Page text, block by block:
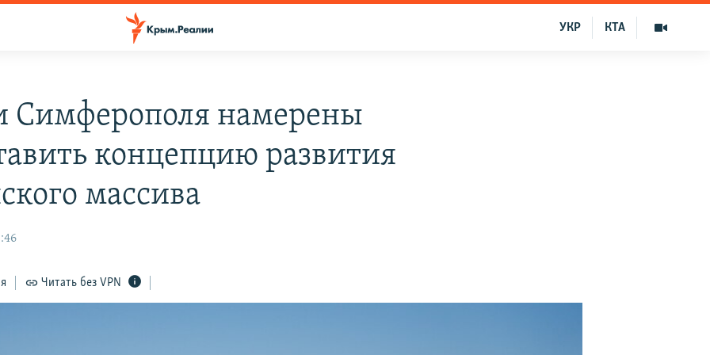
КТА
УКР
Симферополя намерены
концепцию развития
массива
Читать без VPN